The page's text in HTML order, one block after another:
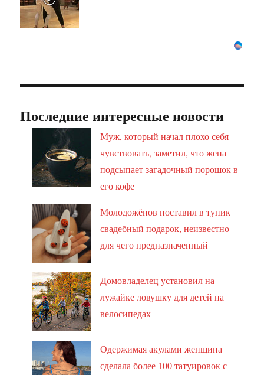
Последние интересные новости
Муж, который начал плохо себя
чувствовать, заметил, что жена
подсыпает загадочный порошок в
его кофе
Молодожёнов поставил в тупик
свадебный подарок, неизвестно
для чего предназначенный
Домовладелец установил на
лужайке ловушку для детей на
велосипедах
Одержимая акулами женщина
сделала более 100 татуировок с